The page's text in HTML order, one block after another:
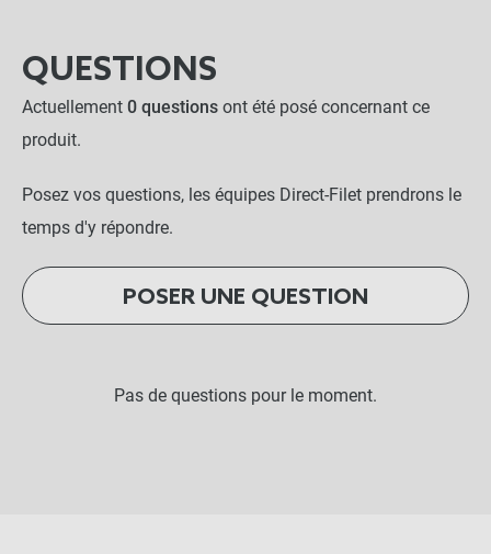
QUESTIONS
Actuellement 0 questions ont été posé concernant ce
produit.
Posez vos questions, les équipes Direct-Filet prendrons le
temps d'y répondre.
POSER UNE QUESTION
Pas de questions pour le moment.